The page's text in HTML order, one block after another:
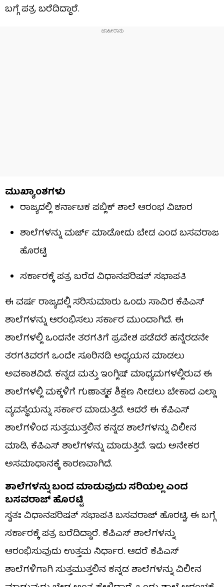
ಬಗ್ಗೆ ಪತ್ರ ಬರೆದಿದ್ದಾರೆ.
ಮುಖ್ಯಾಂಶಗಳು
ರಾಜ್ಯದಲ್ಲಿ ಕರ್ನಾಟಕ ಪಬ್ಲಿಕ್ ಶಾಲೆ ಆರಂಭ ವಿಚಾರ
ಶಾಲೆಗಳನ್ನು ಮರ್ಜ್ ಮಾಡೋದು ಬೇಡ ಎಂದ ಬಸವರಾಜ
ಹೊರಟ್ಟಿ
ಸರ್ಕಾರಕ್ಕೆ ಪತ್ರ ಬರೆದ ವಿಧಾನಪರಿಷತ್ ಸಭಾಪತಿ
ಈ ವರ್ಷ ರಾಜ್ಯದಲ್ಲಿ ಸರಿಸುಮಾರು ಒಂದು ಸಾವಿರ ಕೆಪಿಎಸ್
ಶಾಲೆಗಳನ್ನು ಆರಂಭಿಸಲು ಸರ್ಕಾರ ಮುಂದಾಗಿದೆ. ಈ
ಶಾಲೆಗಳಲ್ಲಿ ಒಂದನೇ ತರಗತಿಗೆ ಪ್ರವೇಶ ಪಡೆದರೆ ಹನ್ನೆರಡನೇ
ತರಗತಿವರಗೆ ಒಂದೇ ಸೂರಿನಡಿ ಅಧ್ಯಯನ ಮಾಡಲು
ಅವಕಾಶವಿದೆ. ಕನ್ನಡ ಮತ್ತು ಇಂಗ್ಲಿಷ್ ಮಾಧ್ಯಮಗಳಲ್ಲಿರುವ ಈ
ಶಾಲೆಗಳಲ್ಲಿ ಮಕ್ಕಳಿಗೆ ಗುಣಾತ್ಮಕ ಶಿಕ್ಷಣ ನೀಡಲು ಬೇಕಾದ ಎಲ್ಲಾ
ವ್ಯವಸ್ಥೆಯನ್ನು ಸರ್ಕಾರ ಮಾಡುತ್ತಿದೆ. ಆದರೆ ಈ ಕೆಪಿಎಸ್
ಶಾಲೆಗಳಿಂದ ಸುತ್ತಮುತ್ತಲಿನ ಕನ್ನಡ ಶಾಲೆಗಳನ್ನು ವಿಲೀನ
ಮಾಡಿ, ಕೆಪಿಎಸ್ ಶಾಲೆಗಳನ್ನು ಮಾಡುತ್ತಿದೆ. ಇದು ಅನೇಕರ
ಅಸಮಾಧಾನಕ್ಕೆ ಕಾರಣವಾಗಿದೆ.
ಶಾಲೆಗಳನ್ನು ಬಂದ ಮಾಡುವುದು ಸರಿಯಲ್ಲ ಎಂದ
ಬಸವರಾಜ್ ಹೊರಟ್ಟಿ
ಸ್ವತಃ ವಿಧಾನಪರಿಷತ್ ಸಭಾಪತಿ ಬಸವರಾಜ್ ಹೊರಟ್ಟಿ, ಈ ಬಗ್ಗೆ
ಸರ್ಕಾರಕ್ಕೆ ಪತ್ರ ಬರೆದಿದ್ದಾರೆ. ಕೆಪಿಎಸ್ ಶಾಲೆಗಳನ್ನು
ಆರಂಭಿಸುವುದು ಉತ್ತಮ ನಿರ್ಧಾರ. ಆದರೆ ಕೆಪಿಎಸ್
ಶಾಲೆಗಳಿಗಾಗಿ ಸುತ್ತಮುತ್ತಲಿನ ಕನ್ನಡ ಶಾಲೆಗಳನ್ನು ವಿಲೀನ